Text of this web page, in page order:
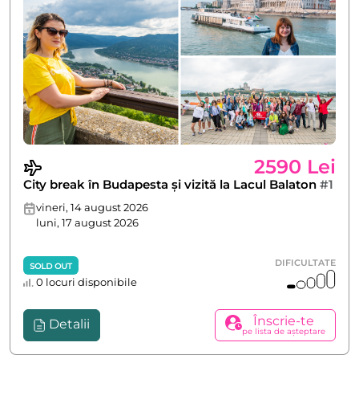
2590 Lei
City break în Budapesta și vizită la Lacul Balaton #1
vineri, 14 august 2026
luni, 17 august 2026
SOLD OUT
0 locuri disponibile
DIFICULTATE
Detalii Înscrie-te
pe lista de așteptare